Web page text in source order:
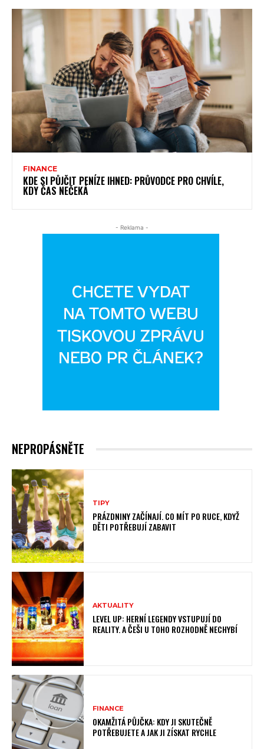
FINANCE
KDE SI PŮJČIT PENÍZE IHNED: PRŮVODCE PRO CHVÍLE,
KDY ČAS NEČEKÁ
- Reklama -
NEPROPÁSNĚTE
TIPY
PRÁZDNINY ZAČÍNAJÍ. CO MÍT PO RUCE, KDYŽ
DĚTI POTŘEBUJÍ ZABAVIT
AKTUALITY
LEVEL UP: HERNÍ LEGENDY VSTUPUJÍ DO
REALITY. A ČEŠI U TOHO ROZHODNĚ NECHYBÍ
FINANCE
OKAMŽITÁ PŮJČKA: KDY JI SKUTEČNĚ
POTŘEBUJETE A JAK JI ZÍSKAT RYCHLE